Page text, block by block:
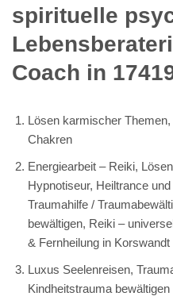
spirituelle
Coach in
Lösen karmischer
Chakren
Energiearbeit – Reiki,
Hypnotiseur, Heiltrance
Traumahilfe /
bewältigen, Reiki –
& Fernheilung in Korswandt
Luxus Seelenreisen,
Kindheitstrauma bewältigen